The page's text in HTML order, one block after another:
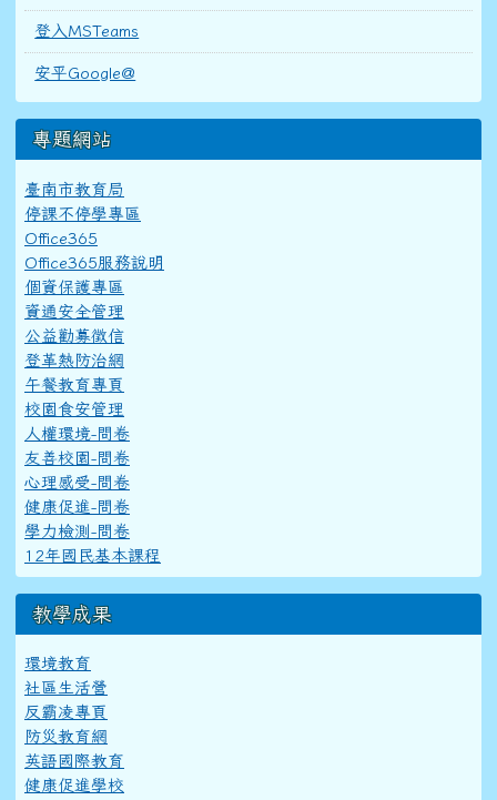
登入MSTeams
安平Google@
專題網站
臺南市教育局
停課不停學專區
Office365
Office365服務說明
個資保護專區
資通安全管理
公益勸募徵信
登革熱防治網
午餐教育專頁
校園食安管理
人權環境-問卷
友善校園-問卷
心理感受-問卷
健康促進-問卷
學力檢測-問卷
12年國民基本課程
教學成果
環境教育
社區生活營
反霸凌專頁
防災教育網
英語國際教育
健康促進學校